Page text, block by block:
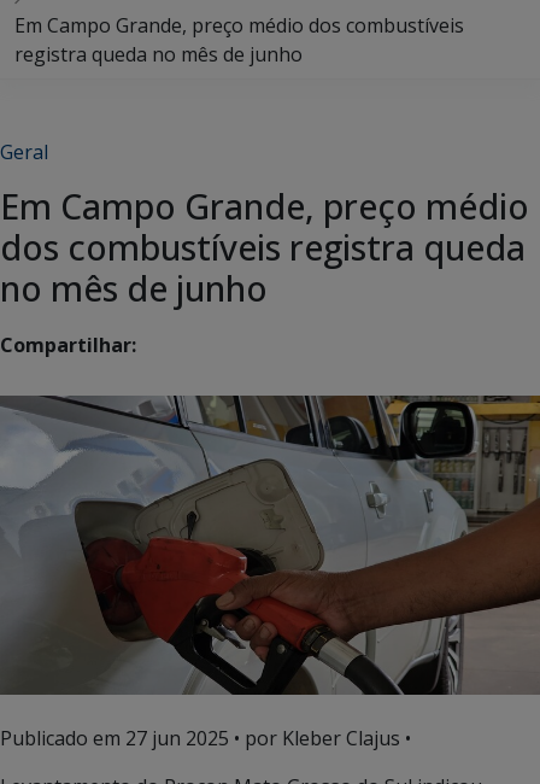
Em Campo Grande, preço médio dos combustíveis
registra queda no mês de junho
Geral
Em Campo Grande, preço médio
dos combustíveis registra queda
no mês de junho
Compartilhar:
Publicado em 27 jun 2025 • por Kleber Clajus •